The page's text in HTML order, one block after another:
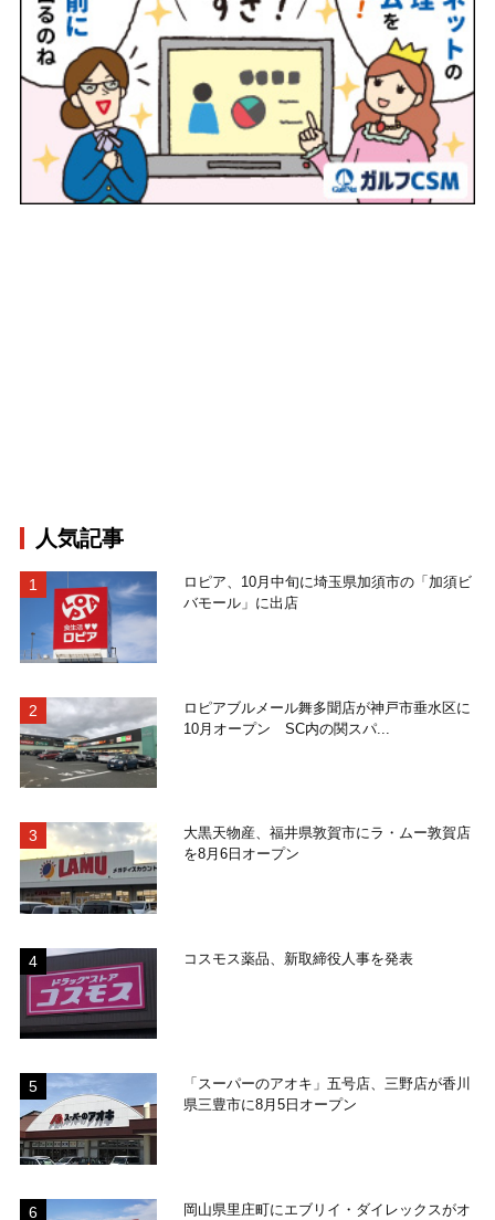
人気記事
ロピア、10月中旬に埼玉県加須市の「加須ビ
バモール」に出店
ロピアブルメール舞多聞店が神戸市垂水区に
10月オープン SC内の関スパ...
大黒天物産、福井県敦賀市にラ・ムー敦賀店
を8月6日オープン
コスモス薬品、新取締役人事を発表
「スーパーのアオキ」五号店、三野店が香川
県三豊市に8月5日オープン
岡山県里庄町にエブリイ・ダイレックスがオ